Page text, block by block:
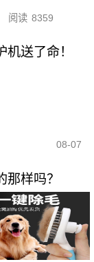
阅读 8359
送了命！
08-07
样吗？